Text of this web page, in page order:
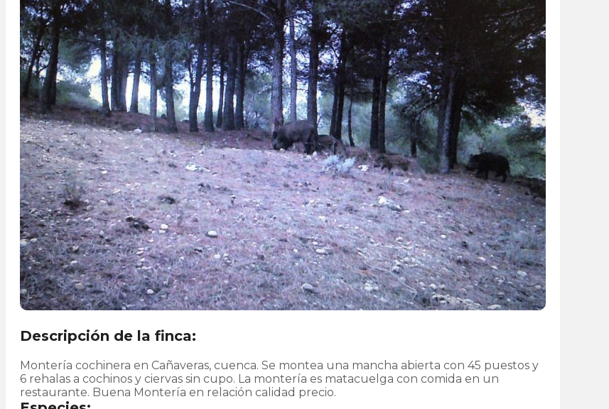
Descripción de la finca:
Montería cochinera en Cañaveras, cuenca. Se montea una mancha abierta con 45 puestos y
6 rehalas a cochinos y ciervas sin cupo. La montería es matacuelga con comida en un
restaurante. Buena Montería en relación calidad precio.